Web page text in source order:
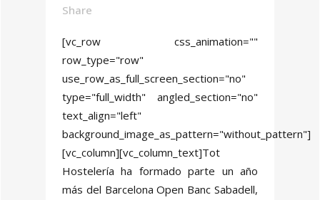
Share
[vc_row css_animation=""
row_type="row"
use_row_as_full_screen_section="no"
type="full_width" angled_section="no"
text_align="left"
background_image_as_pattern="without_pattern"]
[vc_column][vc_column_text]Tot
Hostelería ha formado parte un año
más del Barcelona Open Banc Sabadell,